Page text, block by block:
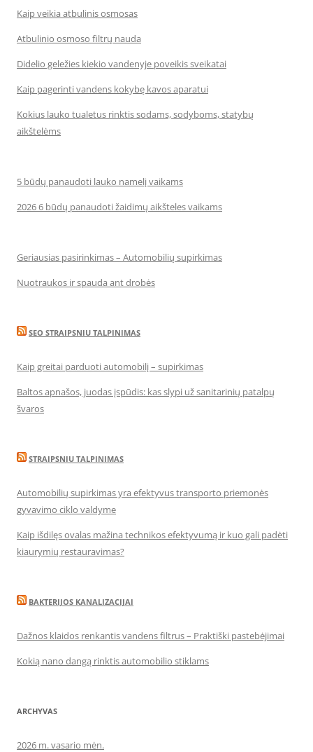
Kaip veikia atbulinis osmosas
Atbulinio osmoso filtrų nauda
Didelio geležies kiekio vandenyje poveikis sveikatai
Kaip pagerinti vandens kokybę kavos aparatui
Kokius lauko tualetus rinktis sodams, sodyboms, statybų
aikštelėms
5 būdų panaudoti lauko namelį vaikams
2026 6 būdų panaudoti žaidimų aikšteles vaikams
Geriausias pasirinkimas – Automobilių supirkimas
Nuotraukos ir spauda ant drobės
SEO STRAIPSNIU TALPINIMAS
Kaip greitai parduoti automobilį – supirkimas
Baltos apnašos, juodas įspūdis: kas slypi už sanitarinių patalpų
švaros
STRAIPSNIU TALPINIMAS
Automobilių supirkimas yra efektyvus transporto priemonės
gyvavimo ciklo valdyme
Kaip išdilęs ovalas mažina technikos efektyvumą ir kuo gali padėti
kiaurymių restauravimas?
BAKTERIJOS KANALIZACIJAI
Dažnos klaidos renkantis vandens filtrus – Praktiški pastebėjimai
Kokią nano dangą rinktis automobilio stiklams
ARCHYVAS
2026 m. vasario mėn.